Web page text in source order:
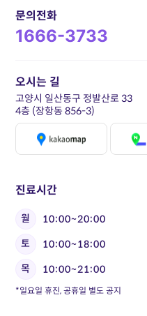
문의전화
1666-3733
진료시간
월 10:00~20:00
토
10:00~18:00
목
10:00~21:00
*일요일 휴진, 공휴일 별도 공지
오시는 길
고양시 일산동구 정발산로 33
4층 (장항동 856-3)